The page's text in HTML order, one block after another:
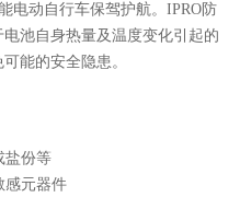
电动自行车保驾护航。IPRO防
池自身热量及温度变化引起的
能的安全隐患。
盐份等
感元器件